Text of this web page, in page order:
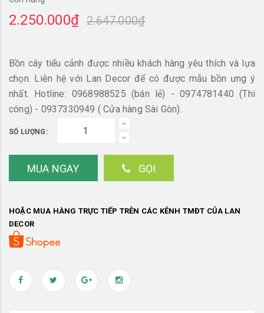
2.250.000₫ 2.647.000₫
Bồn cây tiểu cảnh được nhiều khách hàng yêu thích và lựa
chọn. Liên hệ với Lan Decor để có được mẫu bồn ưng ý
nhất. Hotline: 0968988525 (bán lẻ) - 0974781440 (Thi
công) - 0937330949 ( Cửa hàng Sài Gòn).
SỐ LƯỢNG:
MUA NGAY GỌI
HOẶC MUA HÀNG TRỰC TIẾP TRÊN CÁC KÊNH TMĐT CỦA LAN
DECOR